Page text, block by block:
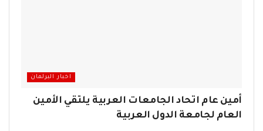
اخبار البرلمان
أمين عام اتحاد الجامعات العربية يلتقي الأمين
العام لجامعة الدول العربية